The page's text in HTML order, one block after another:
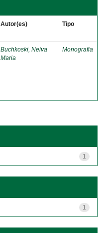
Autor(es) Tipo
Buchkoski, Neiva
Maria
Monografia
1
1